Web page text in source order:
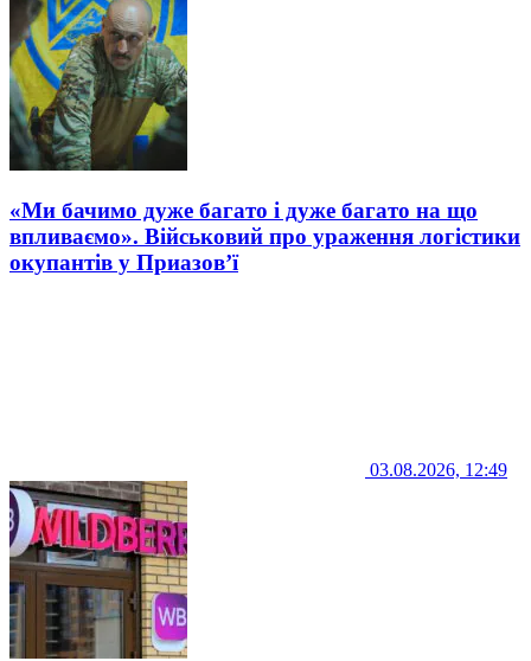
«Ми бачимо дуже багато і дуже багато на що
впливаємо». Військовий про ураження логістики
окупантів у Приазов’ї
03.08.2026, 12:49